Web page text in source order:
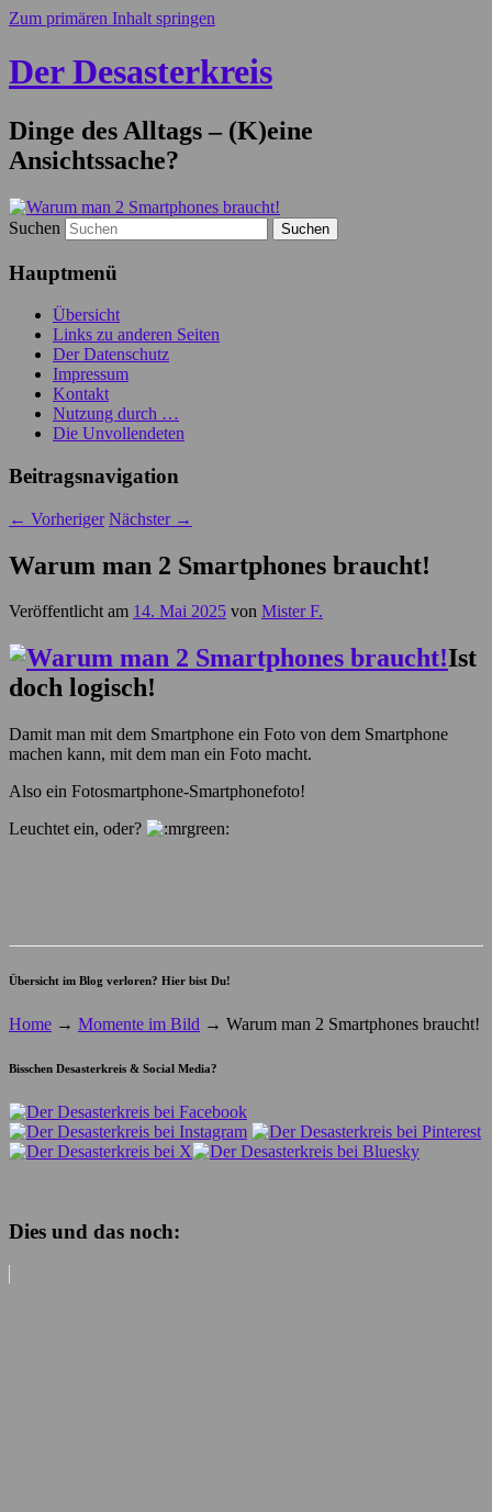
Zum primären Inhalt springen
Der Desasterkreis
Dinge des Alltags – (K)eine
Ansichtssache?
Suchen
Hauptmenü
Übersicht
Links zu anderen Seiten
Der Datenschutz
Impressum
Kontakt
Nutzung durch …
Die Unvollendeten
Beitragsnavigation
← Vorheriger Nächster →
Warum man 2 Smartphones braucht!
Veröffentlicht am 14. Mai 2025 von Mister F.
Ist
doch logisch!
Damit man mit dem Smartphone ein Foto von dem Smartphone
machen kann, mit dem man ein Foto macht.
Also ein Fotosmartphone-Smartphonefoto!
Leuchtet ein, oder?
Übersicht im Blog verloren? Hier bist Du!
Home → Momente im Bild → Warum man 2 Smartphones braucht!
Bisschen Desasterkreis & Social Media?
Dies und das noch: